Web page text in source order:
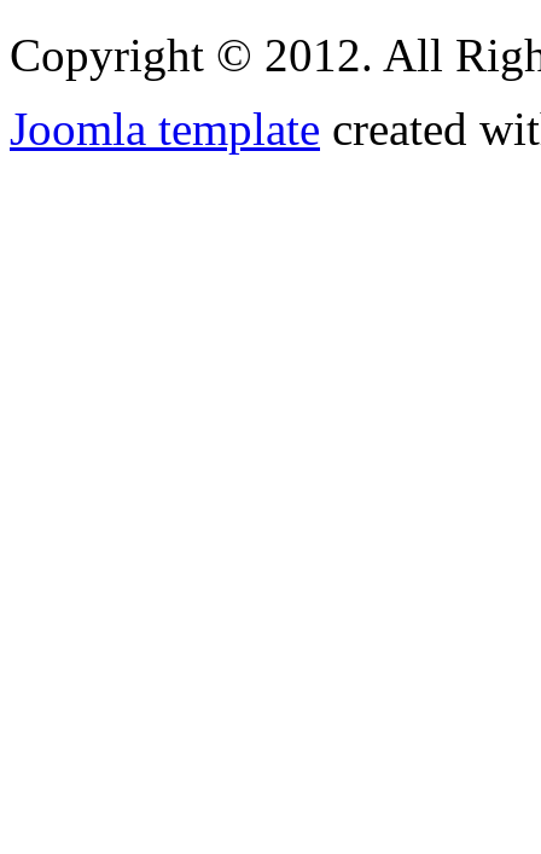
Copyright © 2012. All
Joomla template created